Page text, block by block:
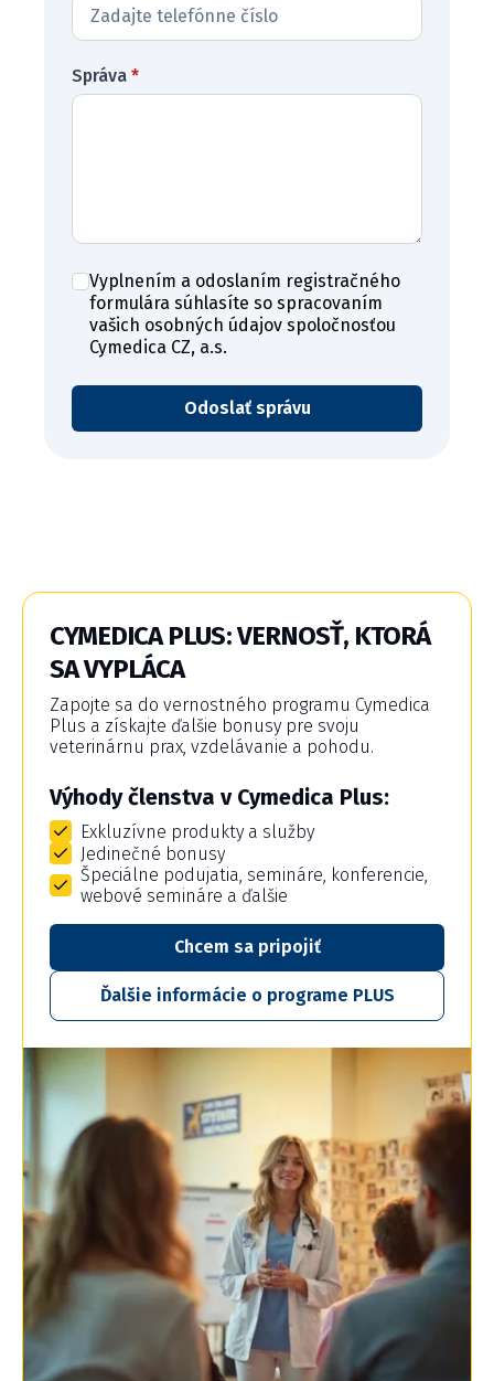
Správa *
GDPR
Vyplnením a odoslaním registračného
formulára súhlasíte so spracovaním
vašich osobných údajov spoločnosťou
Cymedica CZ, a.s.
Odoslať správu
CYMEDICA PLUS: VERNOSŤ, KTORÁ
SA VYPLÁCA
Zapojte sa do vernostného programu Cymedica
Plus a získajte ďalšie bonusy pre svoju
veterinárnu prax, vzdelávanie a pohodu.
Výhody členstva v Cymedica Plus:
Exkluzívne produkty a služby
Jedinečné bonusy
Špeciálne podujatia, semináre, konferencie,
webové semináre a ďalšie
Chcem sa pripojiť
Ďalšie informácie o programe PLUS